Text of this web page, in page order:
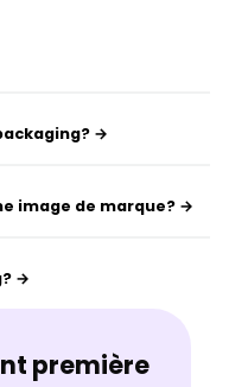
→
image de marque? →
→
première